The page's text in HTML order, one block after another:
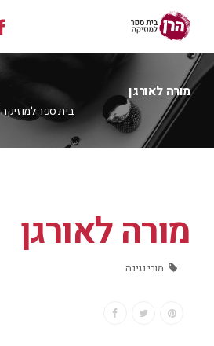
מורה לאורגן
בית ספר למוזיקה
מורה לאורגן
מורי נגינה